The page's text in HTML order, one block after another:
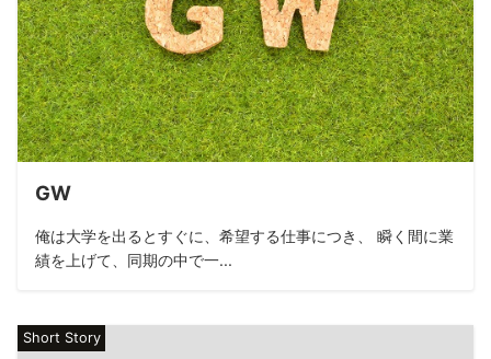
GW
俺は大学を出るとすぐに、希望する仕事につき、 瞬く間に業
績を上げて、同期の中で一...
Short Story